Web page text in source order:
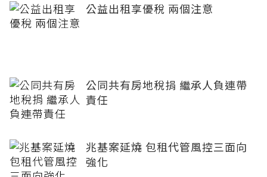
公益出租享優稅 兩個注意
公同共有房地稅捐 繼承人負連帶
責任
兆基案延燒 包租代管風控三面向
強化